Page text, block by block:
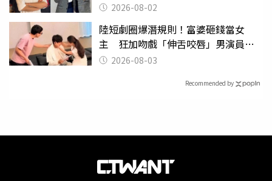
2026-08-02
陸短劇圈爆潛規則！富婆砸錢當女
主 狂加吻戲「伸舌咬唇」男演員崩
潰 2026-08-03
Recommended by